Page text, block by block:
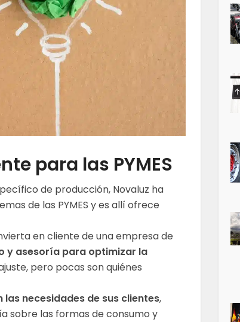
para las PYMES
de producción, Novaluz ha
de las PYMES y es allí ofrece
en cliente de una empresa de
y asesoría para optimizar la
pero pocas son quiénes
las necesidades de sus clientes,
sobre las formas de consumo y